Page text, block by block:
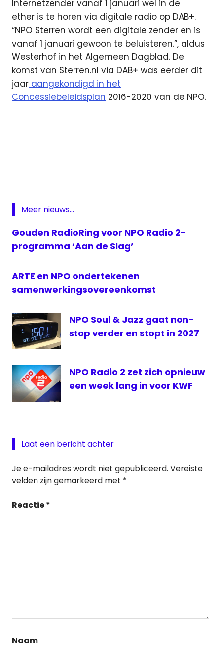
Internetzender vanaf 1 januari wel in de
ether is te horen via digitale radio op DAB+.
“NPO Sterren wordt een digitale zender en is
vanaf 1 januari gewoon te beluisteren.”, aldus
Westerhof in het Algemeen Dagblad. De
komst van Sterren.nl via DAB+ was eerder dit
jaar aangekondigd in het
Concessiebeleidsplan 2016-2020 van de NPO.
Nederlanstalige
NPO
onderzoek
2
Sterren.nl
Meer nieuws...
Gouden RadioRing voor NPO Radio 2-
programma ‘Aan de Slag’
ARTE en NPO ondertekenen
samenwerkingsovereenkomst
NPO Soul & Jazz gaat non-
stop verder en stopt in 2027
NPO Radio 2 zet zich opnieuw
een week lang in voor KWF
Laat een bericht achter
Je e-mailadres wordt niet gepubliceerd. Vereiste
velden zijn gemarkeerd met *
Reactie*
Naam